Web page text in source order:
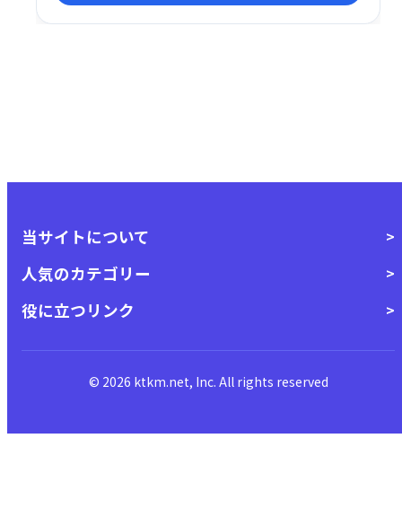
当サイトについて
人気のカテゴリー
役に立つリンク
© 2026 ktkm.net, Inc. All rights reserved